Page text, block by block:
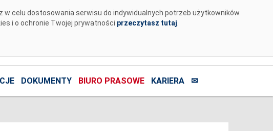
celu dostosowania serwisu do indywidualnych potrzeb użytkowników.
i o ochronie Twojej prywatności przeczytasz tutaj
DOKUMENTY BIURO PRASOWE KARIERA ✉